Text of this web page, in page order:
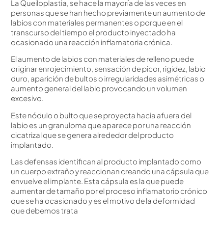
La Queiloplastia, se hace la mayoría de las veces en
personas que se han hecho previamente un aumento de
labios con materiales permanentes o porque en el
transcurso del tiempo el producto inyectado ha
ocasionado una reacción inflamatoria crónica.
El aumento de labios con materiales de relleno puede
originar enrojecimiento, sensación de picor, rigidez, labio
duro, aparición de bultos o irregularidades asimétricas o
aumento general del labio provocando un volumen
excesivo.
Este nódulo o bulto que se proyecta hacia afuera del
labio es un granuloma que aparece por una reacción
cicatrizal que se genera alrededor del producto
implantado.
Las defensas identifican al producto implantado como
un cuerpo extraño y reaccionan creando una cápsula que
envuelve el implante. Esta cápsula es la que puede
aumentar de tamaño por el proceso inflamatorio crónico
que se ha ocasionado y es el motivo de la deformidad
que debemos trata